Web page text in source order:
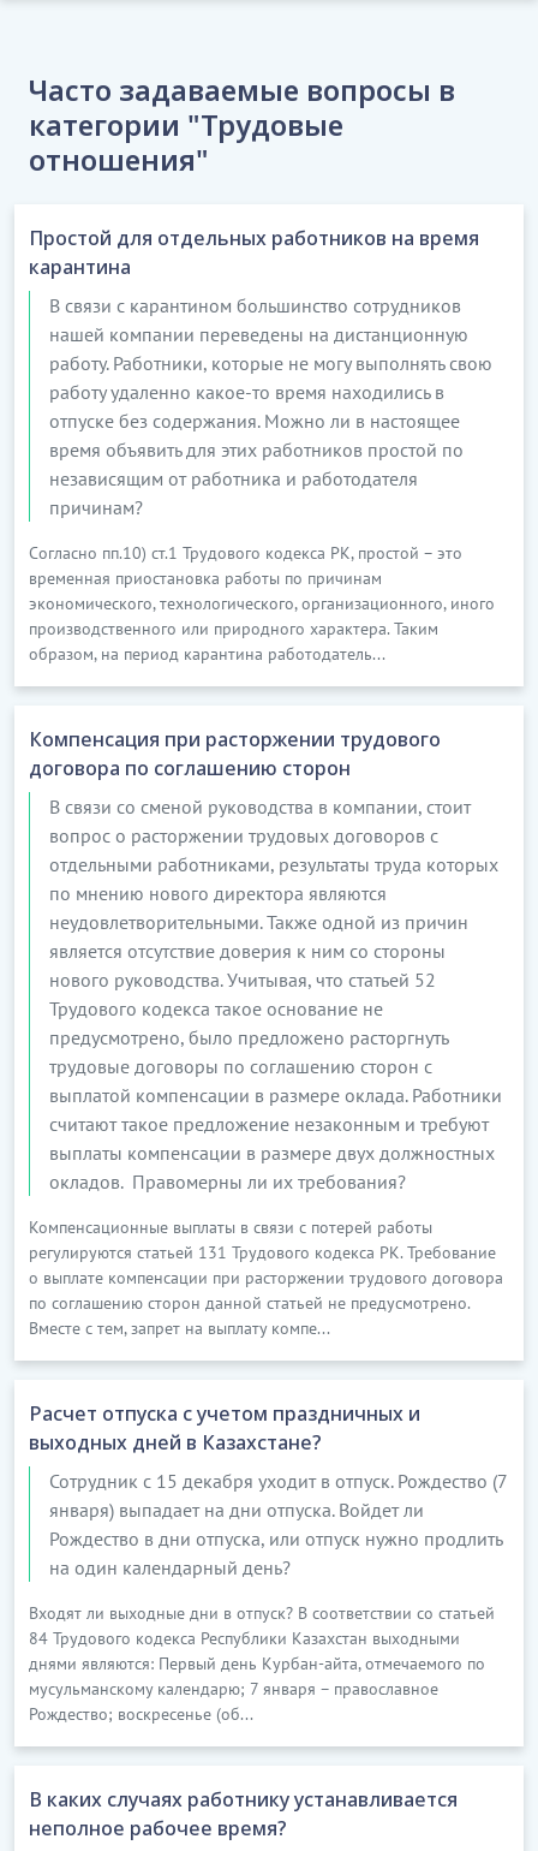
Часто задаваемые вопросы в
категории "Трудовые
отношения"
Простой для отдельных работников на время
карантина
В связи с карантином большинство сотрудников
нашей компании переведены на дистанционную
работу. Работники, которые не могу выполнять свою
работу удаленно какое-то время находились в
отпуске без содержания. Можно ли в настоящее
время объявить для этих работников простой по
независящим от работника и работодателя
причинам?
Согласно пп.10) ст.1 Трудового кодекса РК, простой – это
временная приостановка работы по причинам
экономического, технологического, организационного, иного
производственного или природного характера. Таким
образом, на период карантина работодатель...
Компенсация при расторжении трудового
договора по соглашению сторон
В связи со сменой руководства в компании, стоит
вопрос о расторжении трудовых договоров с
отдельными работниками, результаты труда которых
по мнению нового директора являются
неудовлетворительными. Также одной из причин
является отсутствие доверия к ним со стороны
нового руководства. Учитывая, что статьей 52
Трудового кодекса такое основание не
предусмотрено, было предложено расторгнуть
трудовые договоры по соглашению сторон с
выплатой компенсации в размере оклада. Работники
считают такое предложение незаконным и требуют
выплаты компенсации в размере двух должностных
окладов. Правомерны ли их требования?
Компенсационные выплаты в связи с потерей работы
регулируются статьей 131 Трудового кодекса РК. Требование
о выплате компенсации при расторжении трудового договора
по соглашению сторон данной статьей не предусмотрено.
Вместе с тем, запрет на выплату компе...
Расчет отпуска с учетом праздничных и
выходных дней в Казахстане?
Сотрудник с 15 декабря уходит в отпуск. Рождество (7
января) выпадает на дни отпуска. Войдет ли
Рождество в дни отпуска, или отпуск нужно продлить
на один календарный день?
Входят ли выходные дни в отпуск? В соответствии со статьей
84 Трудового кодекса Республики Казахстан выходными
днями являются: Первый день Курбан-айта, отмечаемого по
мусульманскому календарю; 7 января – православное
Рождество; воскресенье (об...
В каких случаях работнику устанавливается
неполное рабочее время?